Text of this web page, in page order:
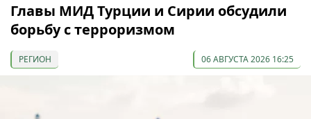
Главы МИД Турции и Сирии обсудили
борьбу с терроризмом
РЕГИОН 06 АВГУСТА 2026 16:25